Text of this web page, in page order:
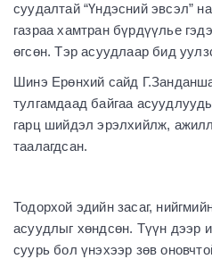
суудалтай “Үндэсний эвсэл”
газраа хамтран бүрдүүлье
өгсөн. Тэр асуудлаар бид
Шинэ Ерөнхий сайд
тулгамдаад байгаа
гарц шийдэл эрэлхийлж,
таалагдсан.
Тодорхой эдийн засаг,
асуудлыг хөндсөн. Түүн дээр
суурь бол үнэхээр зөв